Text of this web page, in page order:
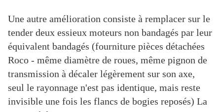
Une autre amélioration consiste à remplacer sur le
tender deux essieux moteurs non bandagés par leur
équivalent bandagés (fourniture pièces détachées
Roco - même diamètre de roues, même pignon de
transmission à décaler légèrement sur son axe,
seul le rayonnage n'est pas identique, mais reste
invisible une fois les flancs de bogies reposés) La